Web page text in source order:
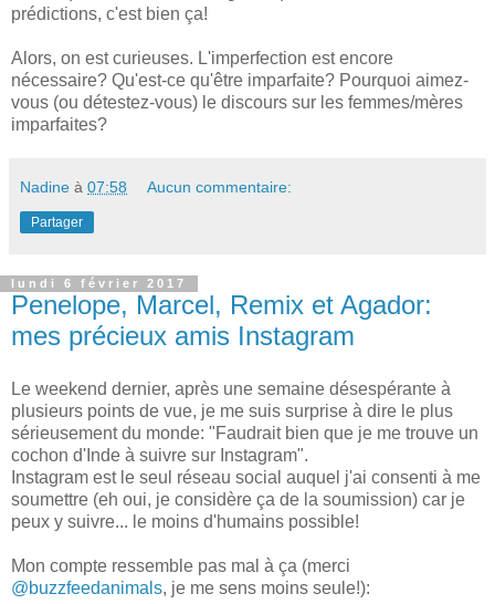
prédictions, c'est bien ça!
Alors, on est curieuses. L'imperfection est encore
nécessaire? Qu'est-ce qu'être imparfaite? Pourquoi aimez-
vous (ou détestez-vous) le discours sur les femmes/mères
imparfaites?
Nadine à 07:58 Aucun commentaire:
Partager
lundi 6 février 2017
Penelope, Marcel, Remix et Agador:
mes précieux amis Instagram
Le weekend dernier, après une semaine désespérante à
plusieurs points de vue, je me suis surprise à dire le plus
sérieusement du monde: "Faudrait bien que je me trouve un
cochon d'Inde à suivre sur Instagram".
Instagram est le seul réseau social auquel j'ai consenti à me
soumettre (eh oui, je considère ça de la soumission) car je
peux y suivre... le moins d'humains possible!
Mon compte ressemble pas mal à ça (merci
@buzzfeedanimals, je me sens moins seule!):